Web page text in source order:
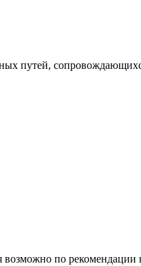
путей,
по рекомендации